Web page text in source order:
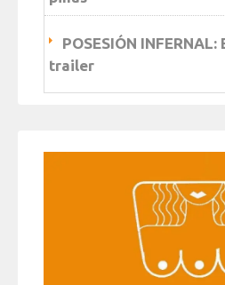
POSESIÓN INFERNAL:
trailer